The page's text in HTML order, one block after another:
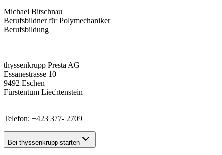
Michael Bitschnau
Berufsbildner für Polymechaniker
Berufsbildung
thyssenkrupp Presta AG
Essanestrasse 10
9492 Eschen
Fürstentum Liechtenstein
Telefon: +423 377- 2709
Bei thyssenkrupp starten